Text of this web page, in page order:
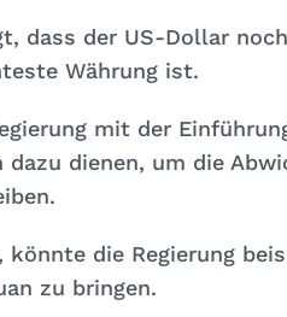
dass der US-Dollar
Währung ist.
mit der
dienen, um die
die Regierung
zu bringen.